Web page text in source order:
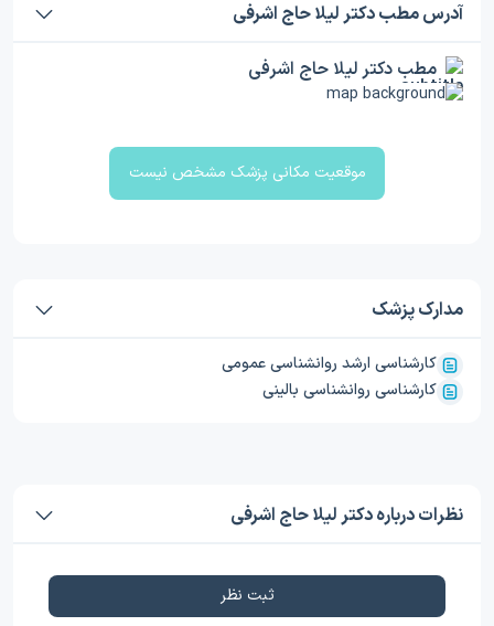
آدرس مطب دکتر لیلا حاج اشرفی
مطب دکتر لیلا حاج اشرفی
موقعیت مکانی پزشک مشخص نیست
مدارک پزشک
کارشناسی ارشد روانشناسی عمومی
کارشناسی روانشناسی بالینی
نظرات درباره دکتر لیلا حاج اشرفی
ثبت نظر